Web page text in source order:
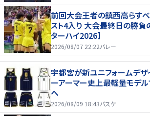
前回大会王者の鎮西高らす
スト4入り 大会最終日の勝負
ターハイ2026】
2026/08/07 22:22バレー
宇都宮が新ユニフォームデ
ーアーマー史上最軽量モデ
へ
2026/08/09 18:43バスケ